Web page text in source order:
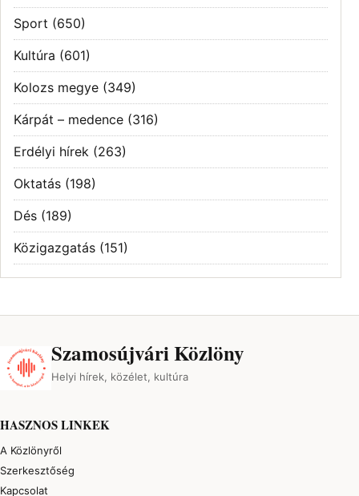
Sport (650)
Kultúra (601)
Kolozs megye (349)
Kárpát – medence (316)
Erdélyi hírek (263)
Oktatás (198)
Dés (189)
Közigazgatás (151)
Szamosújvári Közlöny
Helyi hírek, közélet, kultúra
HASZNOS LINKEK
A Közlönyről
Szerkesztőség
Kapcsolat